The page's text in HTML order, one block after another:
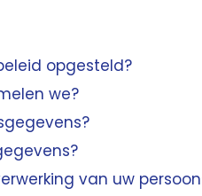
opgesteld?
we?
van uw